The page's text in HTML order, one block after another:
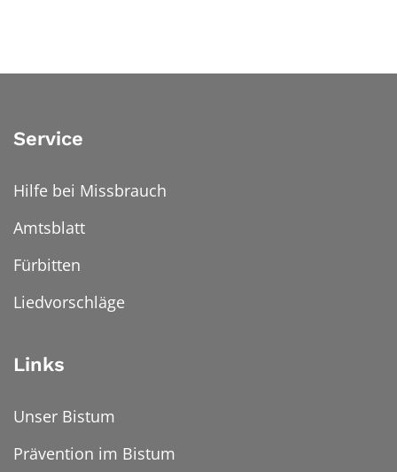
Service
Hilfe bei Missbrauch
Amtsblatt
Fürbitten
Liedvorschläge
Links
Unser Bistum
Prävention im Bistum